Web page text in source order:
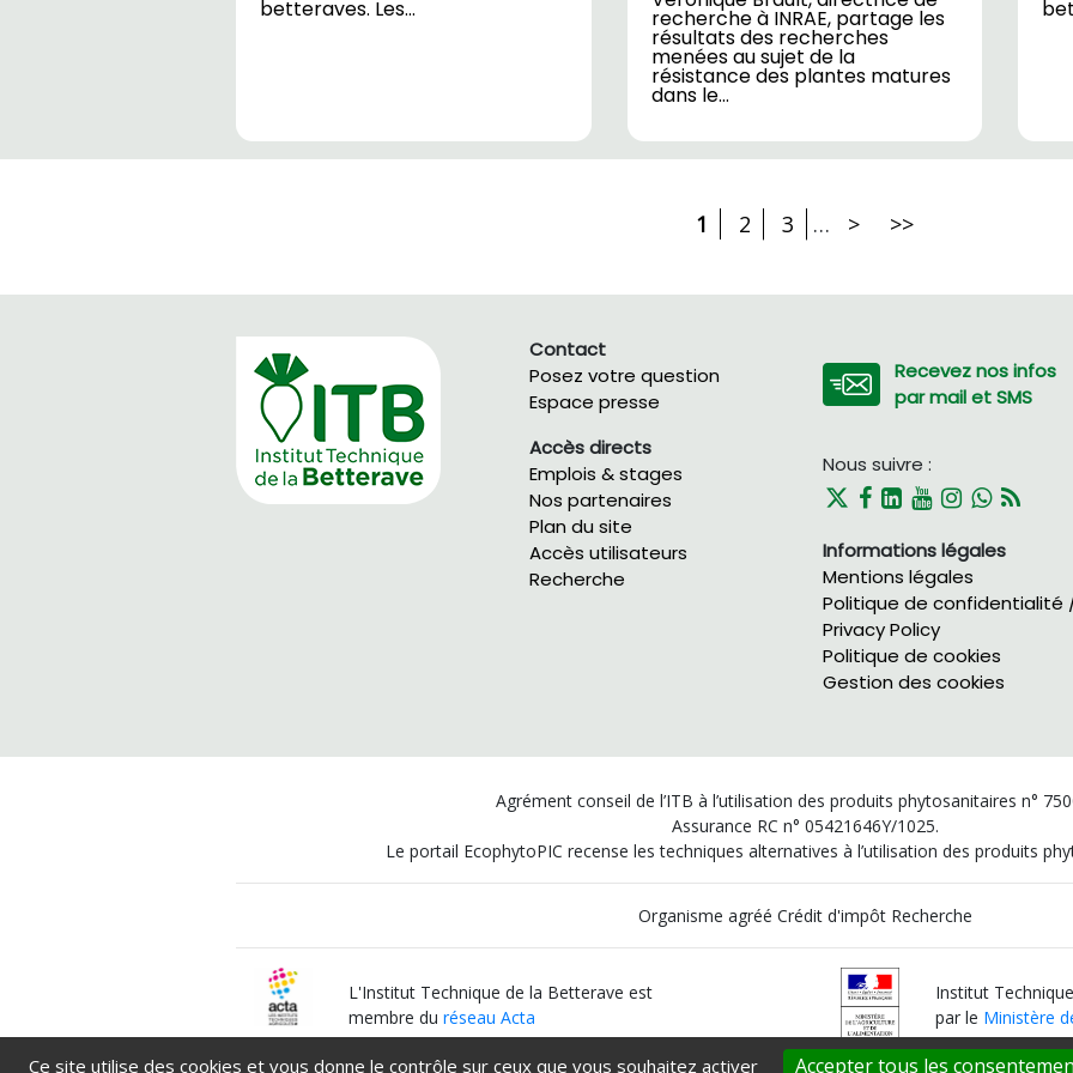
betteraves. Les… recherche à INRAE, partage les
résultats des recherches
menées au sujet de la
résistance des plantes matures
dans le…
1 2 3 … > >>
Recevez nos infos
par mail et SMS
Nous suivre :
Informations légales
Mentions légales
Politique de confidentialité
Privacy Policy
Politique de cookies
Gestion des cookies
Contact
Posez votre question
Espace presse
Accès directs
Emplois & stages
Nos partenaires
Plan du site
Accès utilisateurs
Recherche
Agrément conseil de l’ITB à l’utilisation des produits phytosanitaires n°
Assurance RC n° 05421646Y/1025.
Le portail EcophytoPIC recense les techniques alternatives à l’utilisation des produits
Organisme agréé Crédit d'impôt Recherche
L'Institut Technique de la Betterave est
membre duréseau Acta
Institut
par le Ministère
Ce site utilise des cookies et vous donne le contrôle sur ceux que vous souhaitez activer Accepter tous les